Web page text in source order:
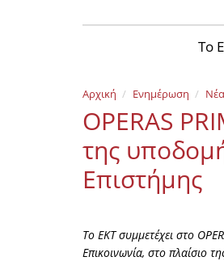
Το
Αρχική Ενημέρωση Νέα
OPERAS
της
Επιστήμης
Το ΕΚΤ συμμετέχει στο
Επικοινωνία, στο πλαίσιο